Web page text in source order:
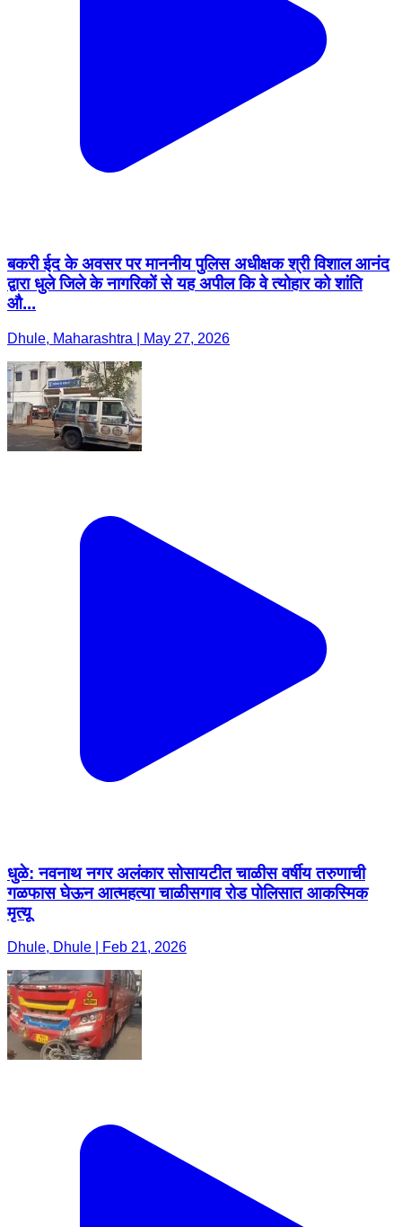
बकरी ईद के अवसर पर माननीय पुलिस अधीक्षक श्री विशाल आनंद
द्वारा धुले जिले के नागरिकों से यह अपील कि वे त्योहार को शांति
औ...
Dhule, Maharashtra | May 27, 2026
धुळे: नवनाथ नगर अलंकार सोसायटीत चाळीस वर्षीय तरुणाची
गळफास घेऊन आत्महत्या चाळीसगाव रोड पोलिसात आकस्मिक
मृत्यू
Dhule, Dhule | Feb 21, 2026